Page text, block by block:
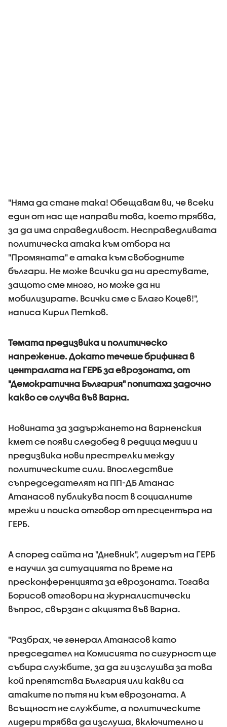
"Няма да стане така! Обещавам ви, че всеки
един от нас ще направи това, което трябва,
за да има справедливост. Несправедливата
политическа атака към отбора на
"Промяната" е атака към свободните
българи. Не може всички да ни арестувате,
защото сме много, но може да ни
мобилизирате.​​​​​​​​​​​​​​​​ Всички сме с Благо Коцев!",
написа Кирил Петков.
Темата предизвика и политическо
напрежение. Докато течеше брифинга в
централата на ГЕРБ за еврозоната, от
"Демократична България" попитаха задочно
какво се случва във Варна.
Новината за задържането на варненския
кмет се появи следобед в редица медии и
предизвика нови престрелки между
политическите сили. Впоследствие
съпредседателят на ПП-ДБ Атанас
Атанасов публикува пост в социалните
мрежи и поиска отговор от пресцентъра на
ГЕРБ.
А според сайта на "Дневник", лидерът на ГЕРБ
е научил за ситуацията по време на
пресконференцията за еврозоната. Тогава
Борисов отговори на журналистически
въпрос, свързан с акцията във Варна.
"Разбрах, че генерал Атанасов като
председател на Комисията по сигурност ще
събира службите, за да ги изслушва за това
кой препятства България или какви са
атаките по пътя ни към еврозоната. А
всъщност не службите, а политическите
лидери трябва да изслуша, включително и